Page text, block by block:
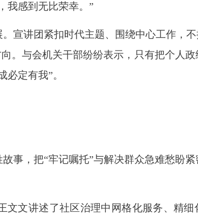
我感到无比荣幸。”
讲团紧扣时代主题、围绕中心工作，不
。与会机关干部纷纷表示，只有把个人
定有我”。
，把“牢记嘱托”与解决群众急难愁盼紧
文讲述了社区治理中网格化服务、精细